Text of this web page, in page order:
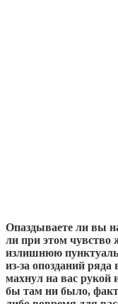
Опаздываете ли вы
ли при этом чувство
излишнюю
из-за опозданий
махнул на вас рукой
бы там ни было, факт